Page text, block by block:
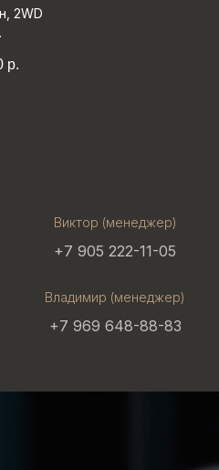
2WD
р.
Виктор (менеджер)
+7 905 222-11-05
Владимир (менеджер)
+7 969 648-88-83